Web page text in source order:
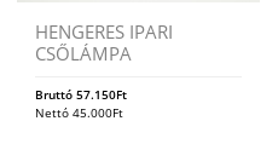
HENGERES IPARI
CSŐLÁMPA
Bruttó57.150Ft
Nettó45.000Ft